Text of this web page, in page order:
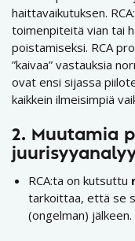
haittavaikutuksen.
toimenpiteitä vian tai
poistamiseksi. RCA
”kaivaa” vastauksia
ovat ensi sijassa
kaikkein ilmeisimpiä
2. Muutamia
RCA:ta on kutsuttu
tarkoittaa, että se
(ongelman) jälkeen.